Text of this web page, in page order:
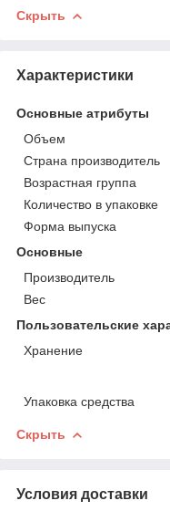
Скрыть
Характеристики
Основные атрибуты
Объем
Страна производитель
Возрастная группа
Количество в упаковке
Форма выпуска
Основные
Производитель
Вес
Пользовательские
Хранение
Упаковка средства
Скрыть
Условия доставки